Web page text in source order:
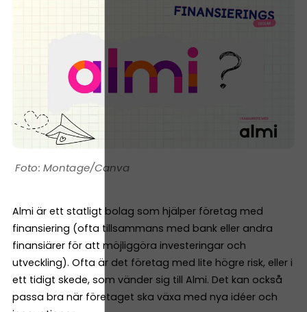
Montage/Canva
Almi är ett statligt bolag som hjälper företag med
finansiering (ofta tillsammans med bank eller andra
finansiärer för att möjliggöra investeringar och
utveckling). Ofta är det företag med lite högre risk, eller i
ett tidigt skede, som vänder sig till Almi. Det kan också
passa bra när företaget ska växa med nya idéer och